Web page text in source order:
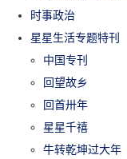
时事政治
星星生活专题特刊
中国专刊
回望故乡
回首卅年
星星千禧
牛转乾坤过大年